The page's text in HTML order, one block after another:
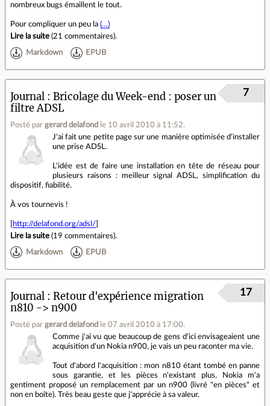
nombreux bugs émaillent le tout.
Pour compliquer un peu la (…)
Lire la suite (21 commentaires).
Markdown EPUB
Journal
Bricolage du Week-end : poser un
filtre ADSL
Posté par gerard delafond le 10 avril 2010 à 11:52.
7
J'ai fait une petite page sur une manière optimisée d'installer
une prise ADSL.
L'idée est de faire une installation en tête de réseau pour
plusieurs raisons : meilleur signal ADSL, simplification du
dispositif, fiabilité.
À vos tournevis !
http://delafond.org/adsl/
Lire la suite (19 commentaires).
Markdown EPUB
Journal
Retour d'expérience migration
n810 -> n900
Posté par gerard delafond le 07 avril 2010 à 17:00.
17
Comme j'ai vu que beaucoup de gens d'ici envisageaient une
acquisition d'un Nokia n900, je vais un peu raconter ma vie.
Tout d'abord l'acquisition : mon n810 étant tombé en panne
sous garantie, et les pièces n'existant plus, Nokia m'a
gentiment proposé un remplacement par un n900 (livré "en pièces" et
non en boîte). Très beau geste que j'apprécie à sa valeur.